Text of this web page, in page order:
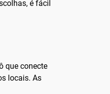
é fácil
que conecte
locais. As